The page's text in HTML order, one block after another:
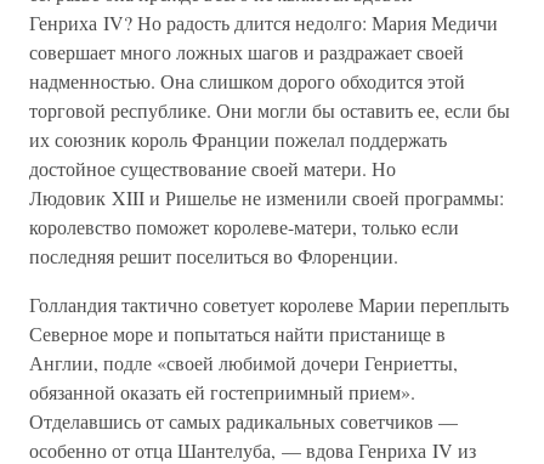
Генриха IV? Но радость длится недолго: Мария Медичи
совершает много ложных шагов и раздражает своей
надменностью. Она слишком дорого обходится этой
торговой республике. Они могли бы оставить ее, если бы
их союзник король Франции пожелал поддержать
достойное существование своей матери. Но
Людовик XIII и Ришелье не изменили своей программы:
королевство поможет королеве-матери, только если
последняя решит поселиться во Флоренции.
Голландия тактично советует королеве Марии переплыть
Северное море и попытаться найти пристанище в
Англии, подле «своей любимой дочери Генриетты,
обязанной оказать ей гостеприимный прием».
Отделавшись от самых радикальных советчиков —
особенно от отца Шантелуба, — вдова Генриха IV из